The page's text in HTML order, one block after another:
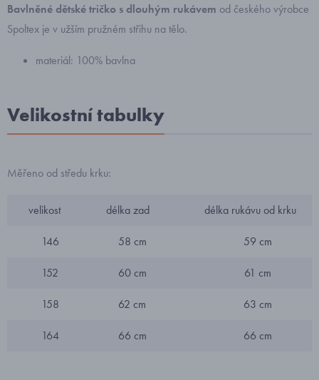
Bavlněné dětské tričko s dlouhým rukávem od českého výrobce
Spoltex je v užším pružném střihu na tělo.
materiál: 100% bavlna
Velikostní tabulky
Měřeno od středu krku:
velikost délka zad délka rukávu od krku
146 58 cm 59 cm
152 60 cm 61 cm
158 62 cm 63 cm
164 66 cm 66 cm